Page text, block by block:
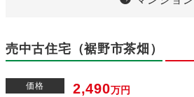
売中古住宅（裾野市茶畑）
価格 2,490万円